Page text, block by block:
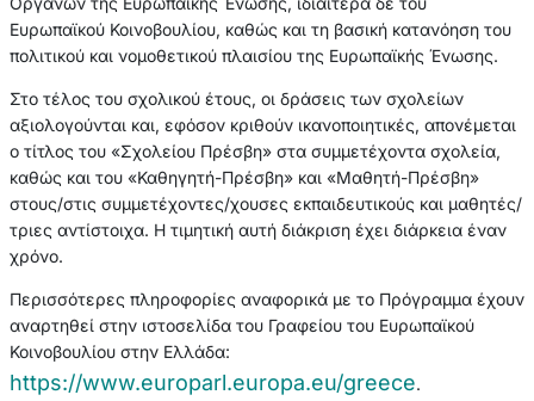
Ευρωπαϊκού Κοινοβουλίου, καθώς και τη βασική κατανόηση του
πολιτικού και νομοθετικού πλαισίου της Ευρωπαϊκής Ένωσης.
Στο τέλος του σχολικού έτους, οι δράσεις των σχολείων
αξιολογούνται και, εφόσον κριθούν ικανοποιητικές, απονέμεται
ο τίτλος του «Σχολείου Πρέσβη» στα συμμετέχοντα σχολεία,
καθώς και του «Καθηγητή-Πρέσβη» και «Μαθητή-Πρέσβη»
στους/στις συμμετέχοντες/χουσες εκπαιδευτικούς και μαθητές/
τριες αντίστοιχα. Η τιμητική αυτή διάκριση έχει διάρκεια έναν
χρόνο.
Περισσότερες πληροφορίες αναφορικά με το Πρόγραμμα έχουν
αναρτηθεί στην ιστοσελίδα του Γραφείου του Ευρωπαϊκού
Κοινοβουλίου στην Ελλάδα:
https://www.europarl.europa.eu/greece.